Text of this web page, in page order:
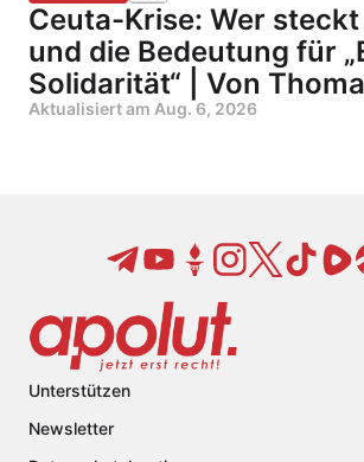
Ceuta-Krise: Wer
und die Bedeutung für
Solidarität“ | Von
Aktualisiert am Aug. 6, 2026
Unterstützen
Newsletter